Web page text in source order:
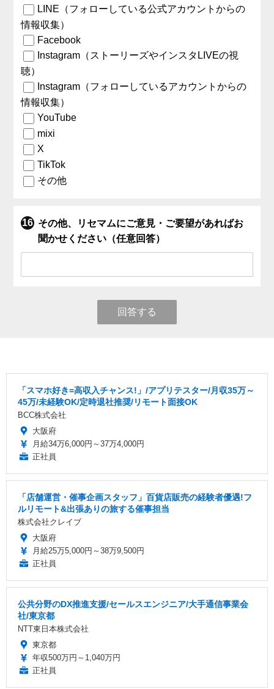
LINE（フォローしている公式アカウントからの
情報収集）
Facebook
Instagram（ストーリーズやインスタLIVEの視
聴）
Instagram（フォローしているアカウントからの
情報収集）
YouTube
mixi
X
TikTok
その他
その他、リセマムにご意見・ご要望があればお
聞かせください（任意回答）
回答する
「スマホ好き=高収入チャンス!」/アプリテスター/月収35万～
45万/未経験OK/定時退社推奨/リモート面接OK
BCC株式会社
大阪府
月給34万6,000円～37万4,000円
正社員
「店舗運営・催事企画スタッフ」百貨店販売の経験者優遇!フ
ルリモート&出張ありの旅する催事担当
株式会社クレイブ
大阪府
月給25万5,000円～38万9,500円
正社員
公共分野のDX推進支援/セールスエンジニア/大手通信事業会
社/東京都
NTT東日本株式会社
東京都
年収500万円～1,040万円
正社員